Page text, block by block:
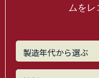
ムをレ